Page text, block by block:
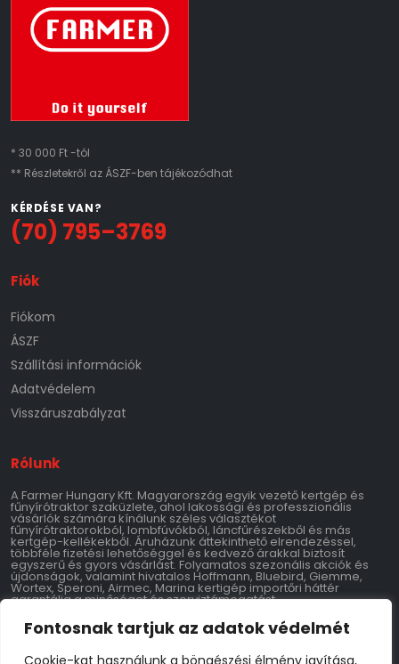
Fontosnak tartjuk az adatok védelmét
Cookie-kat használunk a böngészési élmény javítása,
* 30 000 Ft -tól
** Részletekről az ÁSZF-ben tájékozódhat
KÉRDÉSE VAN?
(70) 795–3769
Fiók
Fiókom
ÁSZF
Szállítási információk
Adatvédelem
Visszáruszabályzat
Rólunk
A Farmer Hungary Kft. Magyarország egyik vezető kertgép és
fűnyírótraktor szaküzlete, ahol lakossági és professzionális
vásárlók számára kínálunk széles választékot
fűnyírótraktorokból, lombfúvókból, láncfűrészekből és más
kertgép-kellékekből. Áruházunk áttekinthető elrendezéssel,
többféle fizetési lehetőséggel és kedvező árakkal biztosít
egyszerű és gyors vásárlást. Folyamatos szezonális akciók és
újdonságok, valamint hivatalos Hoffmann, Bluebird, Giemme,
Wortex, Speroni, Airmec, Marina kertigép importőri háttér
garantálja a minőséget és szerviztámogatást.